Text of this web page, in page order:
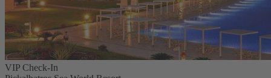
VIP Check-In